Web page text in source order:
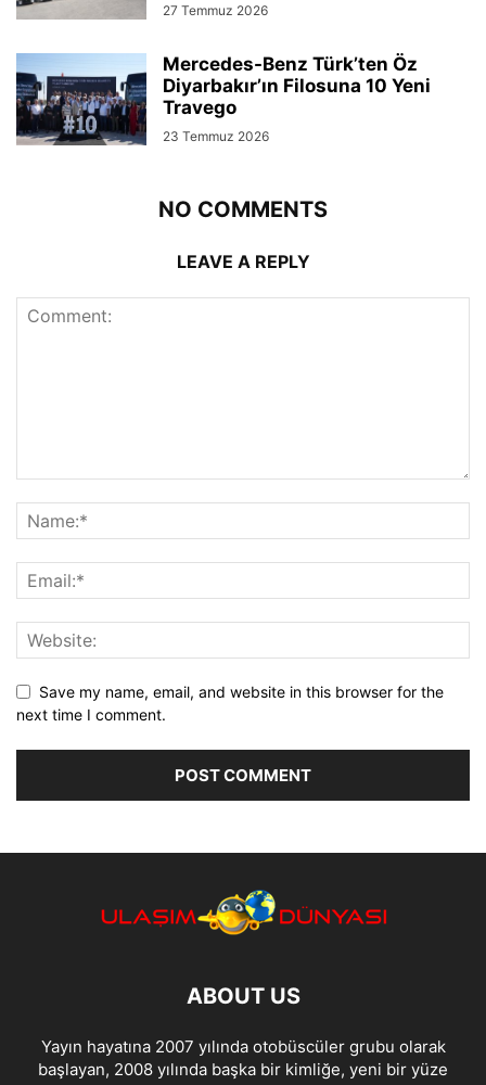
27 Temmuz 2026
Mercedes-Benz Türk’ten Öz
Diyarbakır’ın Filosuna 10 Yeni
Travego
23 Temmuz 2026
NO COMMENTS
LEAVE A REPLY
Save my name, email, and website in this browser for the
next time I comment.
ABOUT US
Yayın hayatına 2007 yılında otobüscüler grubu olarak
başlayan, 2008 yılında başka bir kimliğe, yeni bir yüze